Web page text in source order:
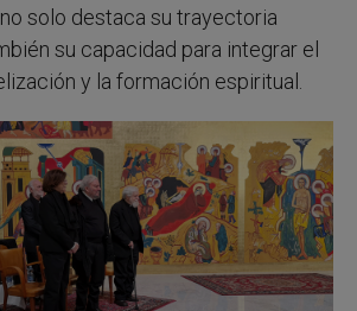
solo destaca su trayectoria
su capacidad para integrar el
y la formación espiritual.